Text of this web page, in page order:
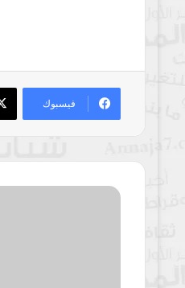
فيسبوك
برنامج